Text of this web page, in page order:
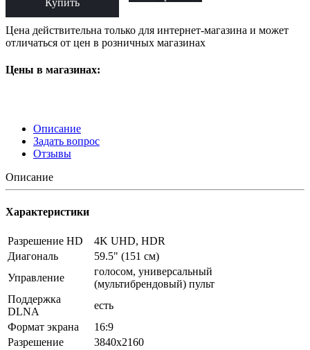
Купить
Цена действительна только для интернет-магазина и может
отличаться от цен в розничных магазинах
Цены в магазинах:
Описание
Задать вопрос
Отзывы
Описание
Характеристики
Разрешение HD
4K UHD, HDR
Диагональ
59.5" (151 см)
Управление
голосом, универсальный
(мультибрендовый) пульт
Поддержка
DLNA
есть
Формат экрана
16:9
Разрешение
3840x2160